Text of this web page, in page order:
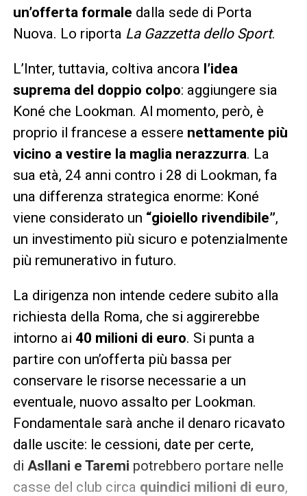
un’offerta formale dalla sede di Porta
Nuova. Lo riporta La Gazzetta dello Sport.
L’Inter, tuttavia, coltiva ancora l’idea
suprema del doppio colpo: aggiungere sia
Koné che Lookman. Al momento, però, è
proprio il francese a essere nettamente più
vicino a vestire la maglia nerazzurra. La
sua età, 24 anni contro i 28 di Lookman, fa
una differenza strategica enorme: Koné
viene considerato un “gioiello rivendibile”,
un investimento più sicuro e potenzialmente
più remunerativo in futuro.
La dirigenza non intende cedere subito alla
richiesta della Roma, che si aggirerebbe
intorno ai 40 milioni di euro. Si punta a
partire con un’offerta più bassa per
conservare le risorse necessarie a un
eventuale, nuovo assalto per Lookman.
Fondamentale sarà anche il denaro ricavato
dalle uscite: le cessioni, date per certe,
di Asllani e Taremi potrebbero portare nelle
casse del club circa quindici milioni di euro,